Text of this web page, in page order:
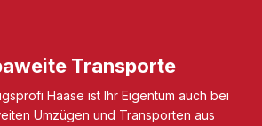
Transporte
Haase ist Ihr Eigentum auch bei
Umzügen und Transporten aus